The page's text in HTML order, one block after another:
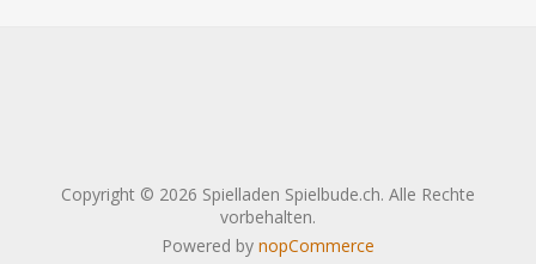
Copyright © 2026 Spielladen Spielbude.ch. Alle Rechte
vorbehalten.
Powered by nopCommerce